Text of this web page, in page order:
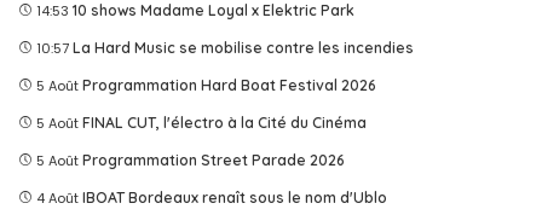
14:53 10 shows Madame Loyal x Elektric Park
10:57 La Hard Music se mobilise contre les incendies
5 Août Programmation Hard Boat Festival 2026
5 Août FINAL CUT, l'électro à la Cité du Cinéma
5 Août Programmation Street Parade 2026
4 Août IBOAT Bordeaux renaît sous le nom d'Ublo